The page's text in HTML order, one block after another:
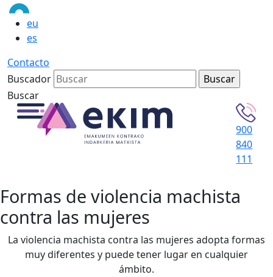
eu
es
Contacto
Buscador
Buscar
900
840
111
Formas de violencia machista
contra las mujeres
La violencia machista contra las mujeres adopta formas
muy diferentes y puede tener lugar en cualquier
ámbito.